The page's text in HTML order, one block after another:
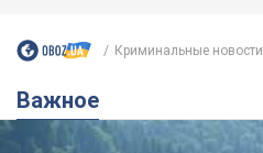
Криминальные новости
Важное